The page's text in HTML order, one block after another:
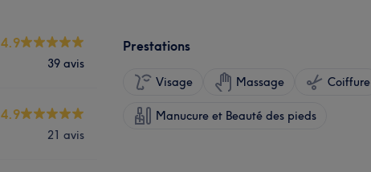
4.9
39 avis
4.9
21 avis
Prestations
Visage Massage Coiffure
Manucure et Beauté des pieds